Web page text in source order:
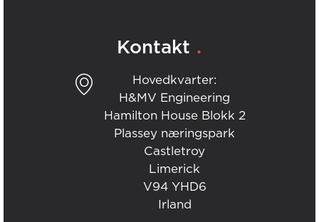
Kontakt .
Hovedkvarter:
H&MV Engineering
Hamilton House Blokk 2
Plassey næringspark
Castletroy
Limerick
V94 YHD6
Irland